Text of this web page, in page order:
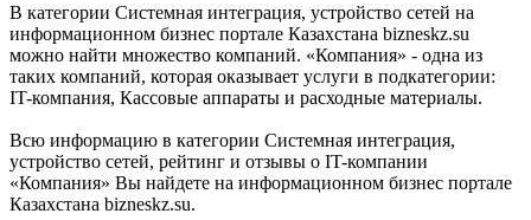
В категории Системная интеграция, устройство сетей на
информационном бизнес портале Казахстана bizneskz.su
можно найти множество компаний. «Компания» - одна из
таких компаний, которая оказывает услуги в подкатегории:
IT-компания, Кассовые аппараты и расходные материалы.
Всю информацию в категории Системная интеграция,
устройство сетей, рейтинг и отзывы о IT-компании
«Компания» Вы найдете на информационном бизнес портале
Казахстана bizneskz.su.